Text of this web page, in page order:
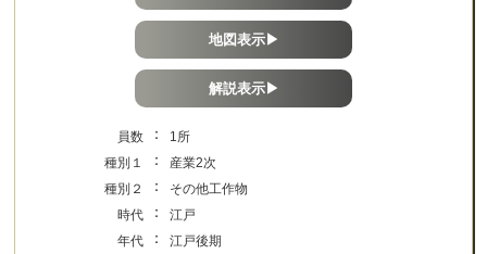
地図表示▶
解説表示▶
員数 ：
1所
種別１
：
産業2次
種別２
：
その他工作物
時代
：
江戸
年代
：
江戸後期